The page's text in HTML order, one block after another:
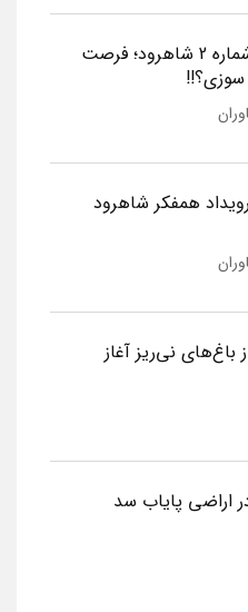
شهرک صنعتی شماره 2 شاهرود؛ فرصت
همفکر شاهرود
باغ‌های نی‌ریز آغاز
اراضی پایاب سد